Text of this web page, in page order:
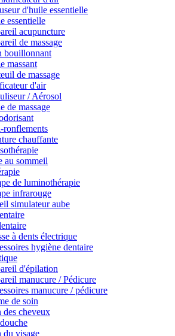
d'huile essentielle
essentielle
acupuncture
de massage
bouillonnant
massant
de massage
d'air
/ Aérosol
de massage
ronflements
chauffante
au sommeil
de luminothérapie
infrarouge
simulateur aube
à dents électrique
hygiène dentaire
d'épilation
manucure / Pédicure
manucure / pédicure
de soin
des cheveux
du visage